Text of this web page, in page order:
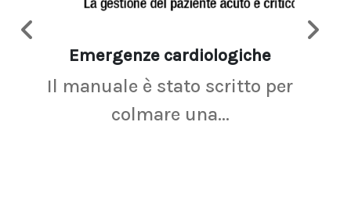
Emergenze cardiologiche
Il manuale è stato scritto per
colmare una...